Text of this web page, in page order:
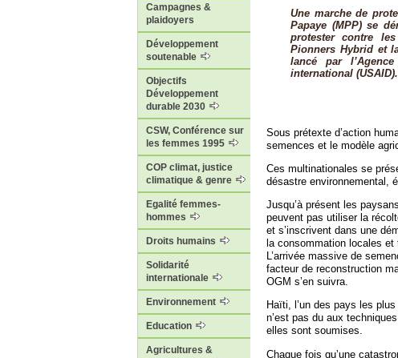
Campagnes &
plaidoyers
Développement
soutenable
Objectifs
Développement
durable 2030
CSW, Conférence sur
les femmes 1995
COP climat, justice
climatique & genre
Egalité femmes-
hommes
Droits humains
Solidarité
internationale
Environnement
Education
Agricultures &
Une marche de
Papaye (MPP) se
protester contre
Pionners Hybrid et
lancé par
international (USAID).
Sous prétexte d’action
semences et le modèle
Ces multinationales se
désastre environnemental,
Jusqu’à présent les
peuvent pas utiliser la
et s’inscrivent dans une
la consommation locales
L’arrivée massive de
facteur de reconstruction
OGM s’en suivra.
Haïti, l’un des pays les
n’est pas du aux
elles sont soumises.
Chaque fois qu’une